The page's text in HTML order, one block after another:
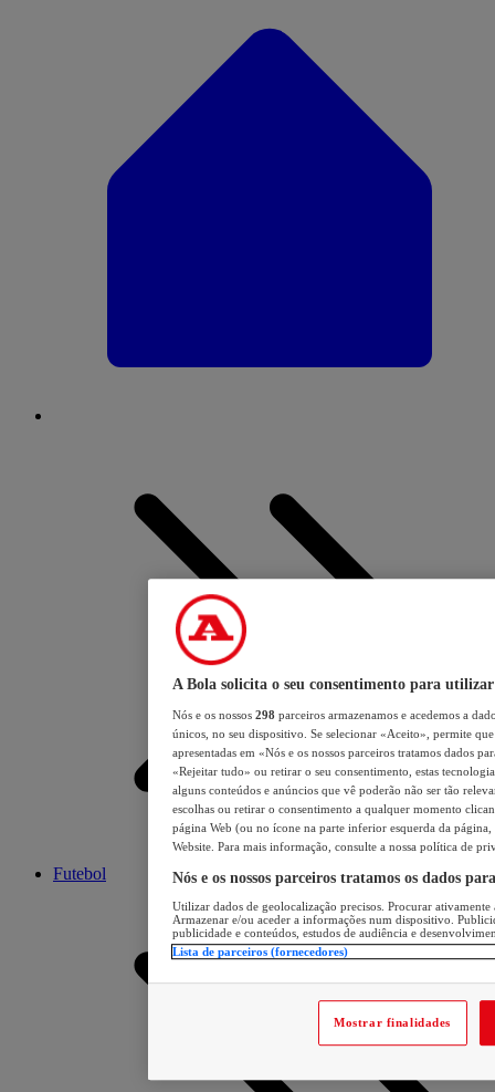
Futebol
A Bola solicita o seu consentimento para utilizar
Nós e os nossos 298 parceiros armazenamos e acedemos a
únicos, no seu dispositivo. Se selecionar «Aceito», permite
apresentadas em «Nós e os nossos parceiros tratamos dados
«Rejeitar tudo» ou retirar o seu consentimento, estas
alguns conteúdos e anúncios que vê poderão não ser tão
escolhas ou retirar o consentimento a qualquer momento
página Web (ou no ícone na parte inferior esquerda da página,
Website. Para mais informação, consulte a nossa política de
Nós e os nossos parceiros tratamos os dados
Utilizar dados de geolocalização precisos. Procurar
Armazenar e/ou aceder a informações num dispositivo.
publicidade e conteúdos, estudos de audiência e
Lista de parceiros (fornecedores)
Mostrar finalidades